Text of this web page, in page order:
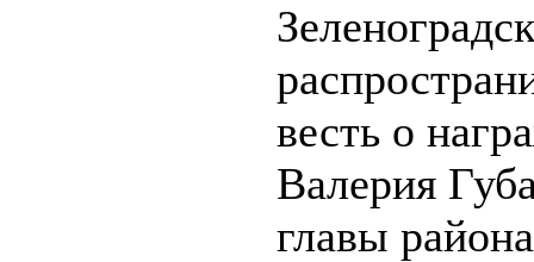
весть о
Валерия
главы